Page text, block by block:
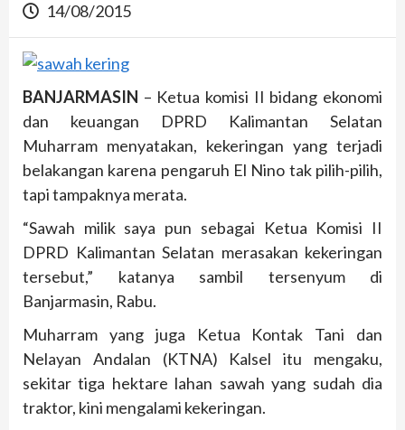
14/08/2015
BANJARMASIN – Ketua komisi II bidang ekonomi
dan keuangan DPRD Kalimantan Selatan
Muharram menyatakan, kekeringan yang terjadi
belakangan karena pengaruh El Nino tak pilih-pilih,
tapi tampaknya merata.
“Sawah milik saya pun sebagai Ketua Komisi II
DPRD Kalimantan Selatan merasakan kekeringan
tersebut,” katanya sambil tersenyum di
Banjarmasin, Rabu.
Muharram yang juga Ketua Kontak Tani dan
Nelayan Andalan (KTNA) Kalsel itu mengaku,
sekitar tiga hektare lahan sawah yang sudah dia
traktor, kini mengalami kekeringan.